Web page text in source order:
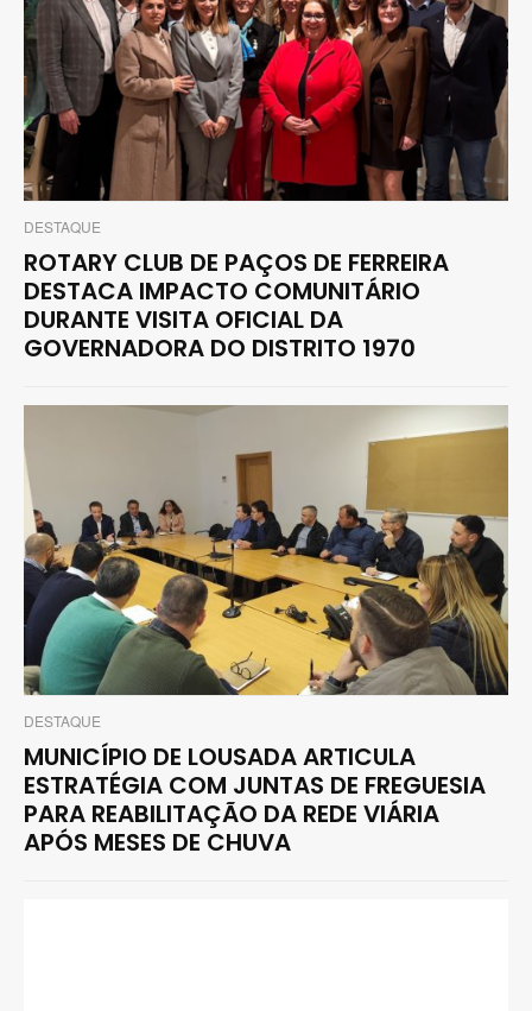
DESTAQUE
ROTARY CLUB DE PAÇOS DE FERREIRA
DESTACA IMPACTO COMUNITÁRIO
DURANTE VISITA OFICIAL DA
GOVERNADORA DO DISTRITO 1970
DESTAQUE
MUNICÍPIO DE LOUSADA ARTICULA
ESTRATÉGIA COM JUNTAS DE FREGUESIA
PARA REABILITAÇÃO DA REDE VIÁRIA
APÓS MESES DE CHUVA